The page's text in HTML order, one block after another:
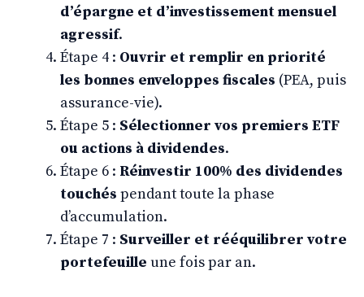
d’épargne et d’investissement mensuel
agressif.
Étape 4 : Ouvrir et remplir en priorité
les bonnes enveloppes fiscales (PEA, puis
assurance-vie).
Étape 5 : Sélectionner vos premiers ETF
ou actions à dividendes.
Étape 6 : Réinvestir 100% des dividendes
touchés pendant toute la phase
d’accumulation.
Étape 7 : Surveiller et rééquilibrer votre
portefeuille une fois par an.